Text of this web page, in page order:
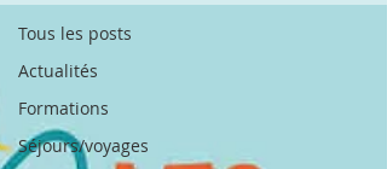
Tous les posts
Actualités
Formations
Séjours/voyages